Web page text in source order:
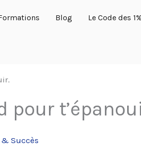
Blog Le Code des
pour
Succès